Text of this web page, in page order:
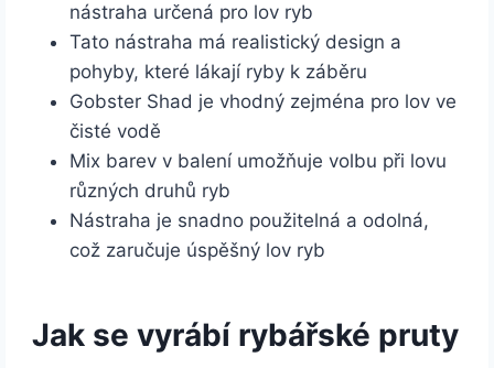
nástraha určená pro lov ryb
Tato nástraha má realistický design a
pohyby, které lákají ryby k záběru
Gobster Shad je vhodný zejména pro lov ve
čisté vodě
Mix barev v balení umožňuje volbu při lovu
různých druhů ryb
Nástraha je snadno použitelná a odolná,
což zaručuje úspěšný lov ryb
Jak se vyrábí rybářské pruty